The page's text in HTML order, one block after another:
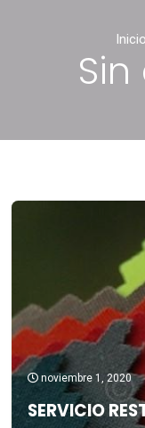
Inicio
noviembre 1, 2020
SERVICIO